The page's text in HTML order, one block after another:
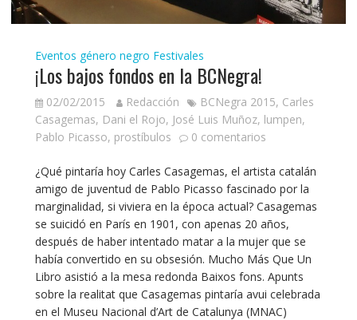
Eventos género negro Festivales
¡Los bajos fondos en la BCNegra!
02/02/2015 Redacción BCNegra 2015, Carles
Casagemas, Dani el Rojo, José Luis Muñoz, lumpen,
Pablo Picasso, prostíbulos 0 comentarios
¿Qué pintaría hoy Carles Casagemas, el artista catalán
amigo de juventud de Pablo Picasso fascinado por la
marginalidad, si viviera en la época actual? Casagemas
se suicidó en París en 1901, con apenas 20 años,
después de haber intentado matar a la mujer que se
había convertido en su obsesión. Mucho Más Que Un
Libro asistió a la mesa redonda Baixos fons. Apunts
sobre la realitat que Casagemas pintaría avui celebrada
en el Museu Nacional d’Art de Catalunya (MNAC)